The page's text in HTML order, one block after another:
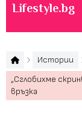
Lifestyle.bg
Истории
„Сглобихме
връзка